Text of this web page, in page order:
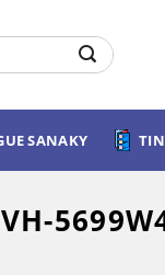
SANAKY